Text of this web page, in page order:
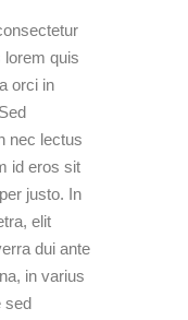
lorem quis
orci in
nec lectus
id eros sit
justo. In
elit
dui ante
in varius
sed